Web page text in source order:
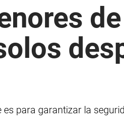
para garantizar la